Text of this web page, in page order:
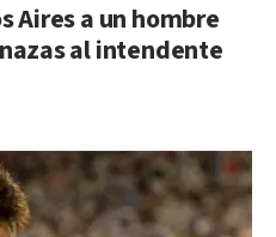
Aires a un hombre
al intendente